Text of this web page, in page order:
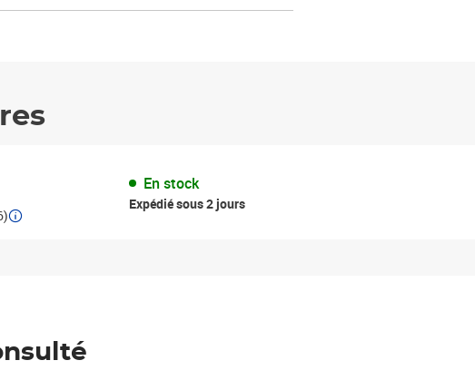
En stock
Expédié sous 2 jours